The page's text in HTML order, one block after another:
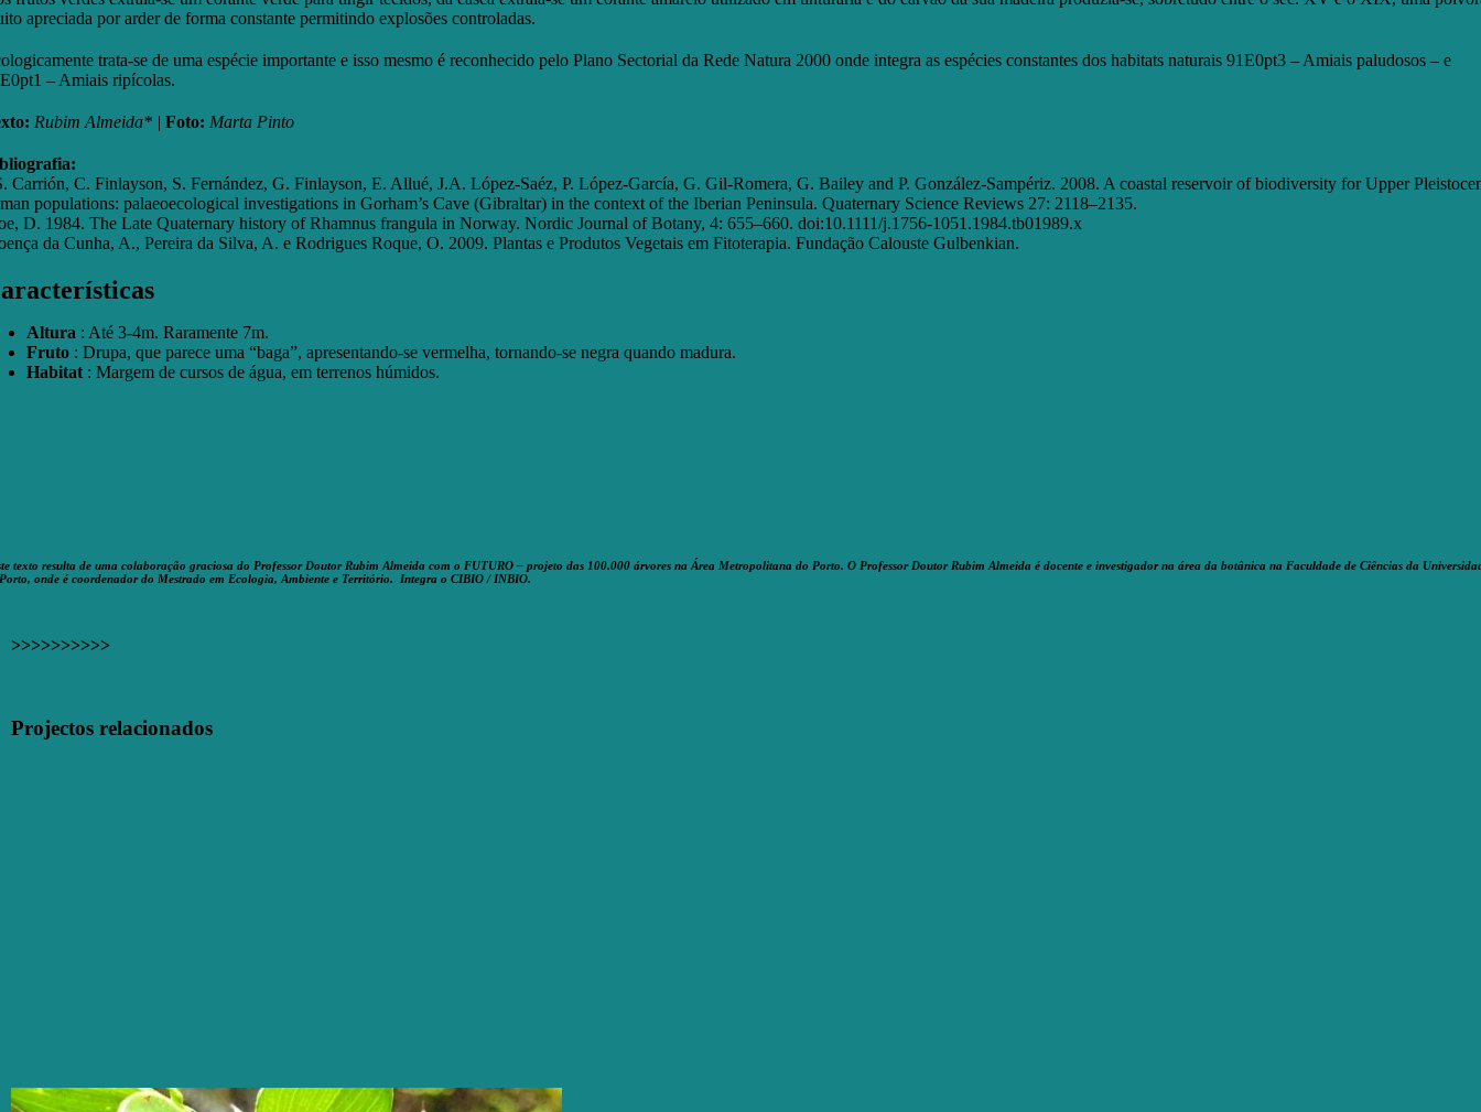
apreciada por arder de forma constante permitindo explosões controladas.
trata-se de uma espécie importante e isso mesmo é reconhecido pelo Plano Sectorial da Rede Natura 2000 onde integra as espécies constantes dos habitats naturais 91E0pt3 – Amiais paludosos – e
– Amiais ripícolas.
Rubim Almeida* | Foto: Marta Pinto
Carrión, C. Finlayson, S. Fernández, G. Finlayson, E. Allué, J.A. López-Saéz, P. López-García, G. Gil-Romera, G. Bailey and P. González-Sampériz. 2008. A coastal reservoir of biodiversity for Upper
populations: palaeoecological investigations in Gorham’s Cave (Gibraltar) in the context of the Iberian Peninsula. Quaternary Science Reviews 27: 2118–2135.
D. 1984. The Late Quaternary history of Rhamnus frangula in Norway. Nordic Journal of Botany, 4: 655–660. doi:10.1111/j.1756-1051.1984.tb01989.x
da Cunha, A., Pereira da Silva, A. e Rodrigues Roque, O. 2009. Plantas e Produtos Vegetais em Fitoterapia. Fundação Calouste Gulbenkian.
Altura : Até 3-4m. Raramente 7m.
Fruto: Drupa, que parece uma “baga”, apresentando-se vermelha, tornando-se negra quando madura.
Habitat: Margem de cursos de água, em terrenos húmidos.
texto resulta de uma colaboração graciosa do Professor Doutor Rubim Almeida com o FUTURO – projeto das 100.000 árvores na Área Metropolitana do Porto. O Professor Doutor Rubim Almeida é docente e investigador na área da botânica na Faculdade de Ciências da
onde é coordenador do Mestrado em Ecologia, Ambiente e Território. Integra o CIBIO / INBIO.
>>>>>>>>>>
mas
Projectos relacionados